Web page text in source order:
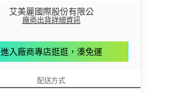
艾美麗國際股份有限公
廠商出貨詳細資訊
進入廠商專店逛逛，湊免運
配送方式